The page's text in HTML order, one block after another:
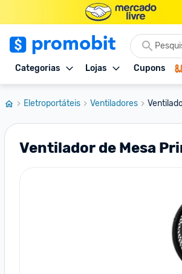
Categorias Lojas Cupons
Eletroportáteis Ventiladores
Ventilador de Mesa